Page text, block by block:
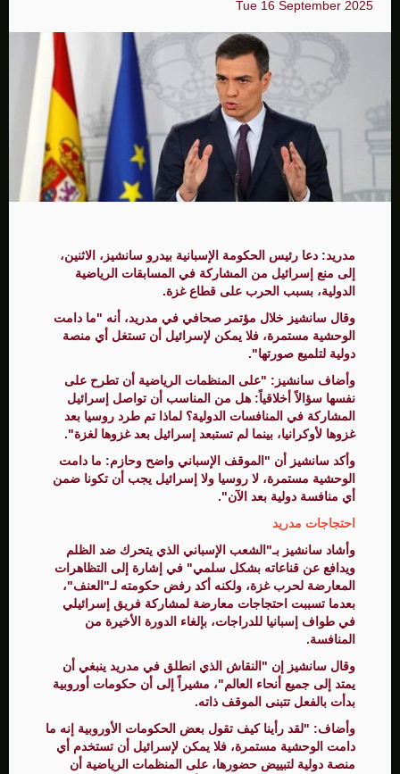
Tue 16 September 2025
مدريد: دعا رئيس الحكومة الإسبانية بيدرو سانشيز، الاثنين،
إلى منع إسرائيل من المشاركة في المسابقات الرياضية
الدولية، بسبب الحرب على قطاع غزة.
وقال سانشيز خلال مؤتمر صحافي في مدريد، أنه "ما دامت
الوحشية مستمرة، فلا يمكن لإسرائيل أن تستغل أي منصة
دولية لتلميع صورتها".
وأضاف سانشيز: "على المنظمات الرياضية أن تطرح على
نفسها سؤالاً أخلاقياً: هل من المناسب أن تواصل إسرائيل
المشاركة في المنافسات الدولية؟ لماذا تم طرد روسيا بعد
غزوها لأوكرانيا، بينما لم تستبعد إسرائيل بعد غزوها لغزة".
وأكد سانشيز أن "الموقف الإسباني واضح وحازم: ما دامت
الوحشية مستمرة، لا روسيا ولا إسرائيل يجب أن تكونا ضمن
أي منافسة دولية بعد الآن".
احتجاجات مدريد
وأشاد سانشيز بـ"الشعب الإسباني الذي يتحرك ضد الظلم
ويدافع عن قناعاته بشكل سلمي" في إشارة إلى التظاهرات
المعارضة لحرب غزة، ولكنه أكد رفض حكومته لـ"العنف"،
بعدما تسببت احتجاجات معارضة لمشاركة فريق إسرائيلي
في طواف إسبانيا للدراجات، بإلغاء الدورة الأخيرة من
المنافسة.
وقال سانشيز إن "النقاش الذي انطلق في مدريد ينبغي أن
يمتد إلى جميع أنحاء العالم"، مشيراً إلى أن حكومات أوروبية
بدأت بالفعل تتبنى الموقف ذاته.
وأضاف: "لقد رأينا كيف تقول بعض الحكومات الأوروبية إنه ما
دامت الوحشية مستمرة، فلا يمكن لإسرائيل أن تستخدم أي
منصة دولية لتبييض حضورها، على المنظمات الرياضية أن